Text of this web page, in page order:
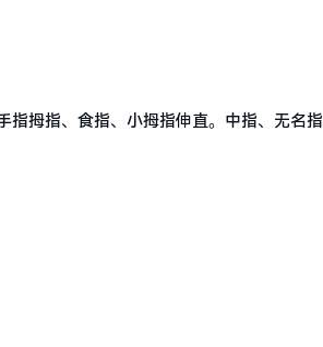
拇指、食指、小拇指伸直。中指、无名